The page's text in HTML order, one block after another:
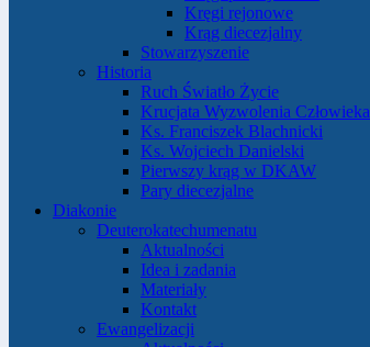
Kręgi rejonowe
Krąg diecezjalny
Stowarzyszenie
Historia
Ruch Światło Życie
Krucjata Wyzwolenia Człowieka
Ks. Franciszek Blachnicki
Ks. Wojciech Danielski
Pierwszy krąg w DKAW
Pary diecezjalne
Diakonie
Deuterokatechumenatu
Aktualności
Idea i zadania
Materiały
Kontakt
Ewangelizacji